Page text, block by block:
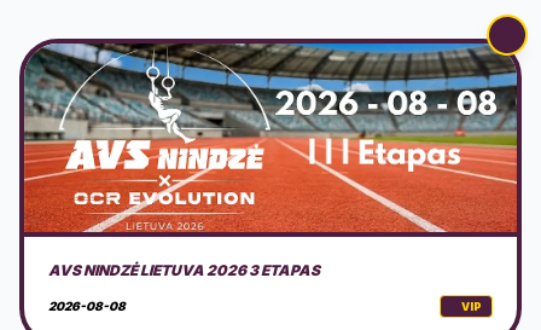
DOVILŲ KURORTO ŠVENTĖ 2026 + PROGRAMA
2026-08-08 VIP